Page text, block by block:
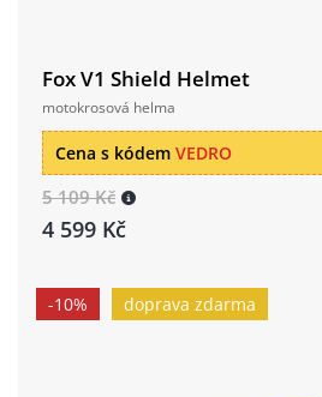
Fox V1 Shield Helmet
motokrosová helma
Cena s kódem VEDRO
5 109 Kč
4 599 Kč
-10% doprava zdarma